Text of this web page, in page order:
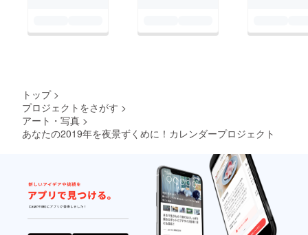
トップ >
プロジェクトをさがす >
アート・写真 >
あなたの2019年を夜景ずくめに！カレンダープロジェクト